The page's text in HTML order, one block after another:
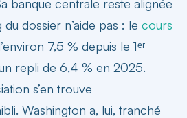
banque centrale reste alignée
dossier n’aide pas : le cours
7,5 % depuis le 1ᵉʳ
repli de 6,4 % en 2025.
s’en trouve
Washington a, lui, tranché